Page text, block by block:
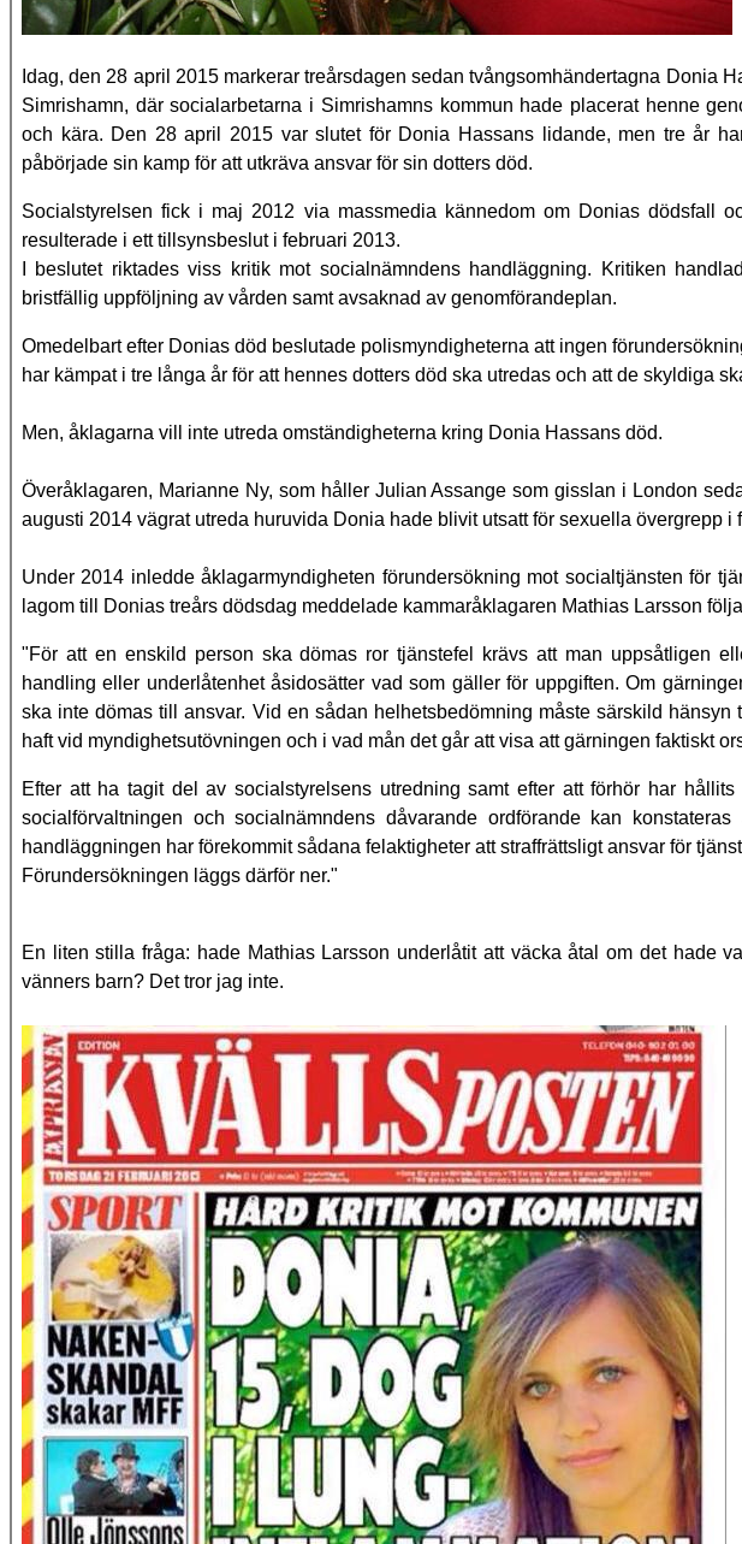
Idag, den 28 april 2015 markerar treårsdagen sedan tvångsomhändertagna Donia
Simrishamn, där socialarbetarna i Simrishamns kommun hade placerat henne
och kära. Den 28 april 2015 var slutet för Donia Hassans lidande, men tre år
påbörjade sin kamp för att utkräva ansvar för sin dotters död.
Socialstyrelsen fick i maj 2012 via massmedia kännedom om Donias dödsfall
resulterade i ett tillsynsbeslut i februari 2013.
I beslutet riktades viss kritik mot socialnämndens handläggning. Kritiken
bristfällig uppföljning av vården samt avsaknad av genomförandeplan.
Omedelbart efter Donias död beslutade polismyndigheterna att ingen
har kämpat i tre långa år för att hennes dotters död ska utredas och att de skyldiga
Men, åklagarna vill inte utreda omständigheterna kring Donia Hassans död.
Överåklagaren, Marianne Ny, som håller Julian Assange som gisslan i London
augusti 2014 vägrat utreda huruvida Donia hade blivit utsatt för sexuella övergrepp i
Under 2014 inledde åklagarmyndigheten förundersökning mot socialtjänsten för
lagom till Donias treårs dödsdag meddelade kammaråklagaren Mathias Larsson
"För att en enskild person ska dömas ror tjänstefel krävs att man uppsåtligen
handling eller underlåtenhet åsidosätter vad som gäller för uppgiften. Om
ska inte dömas till ansvar. Vid en sådan helhetsbedömning måste särskild
haft vid myndighetsutövningen och i vad mån det går att visa att gärningen faktiskt
Efter att ha tagit del av socialstyrelsens utredning samt efter att förhör har
socialförvaltningen och socialnämndens dåvarande ordförande kan
handläggningen har förekommit sådana felaktigheter att straffrättsligt ansvar för
Förundersökningen läggs därför ner."
En liten stilla fråga: hade Mathias Larsson underlåtit att väcka åtal om det hade
vänners barn? Det tror jag inte.